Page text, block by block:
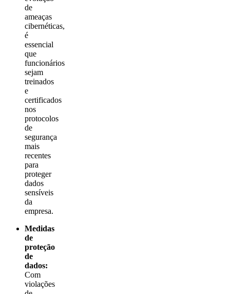
de
ameaças
cibernéticas,
é
essencial
que
funcionários
sejam
treinados
e
certificados
nos
protocolos
de
segurança
mais
recentes
para
proteger
dados
sensíveis
da
empresa.
Medidas
de
proteção
de
dados:
Com
violações